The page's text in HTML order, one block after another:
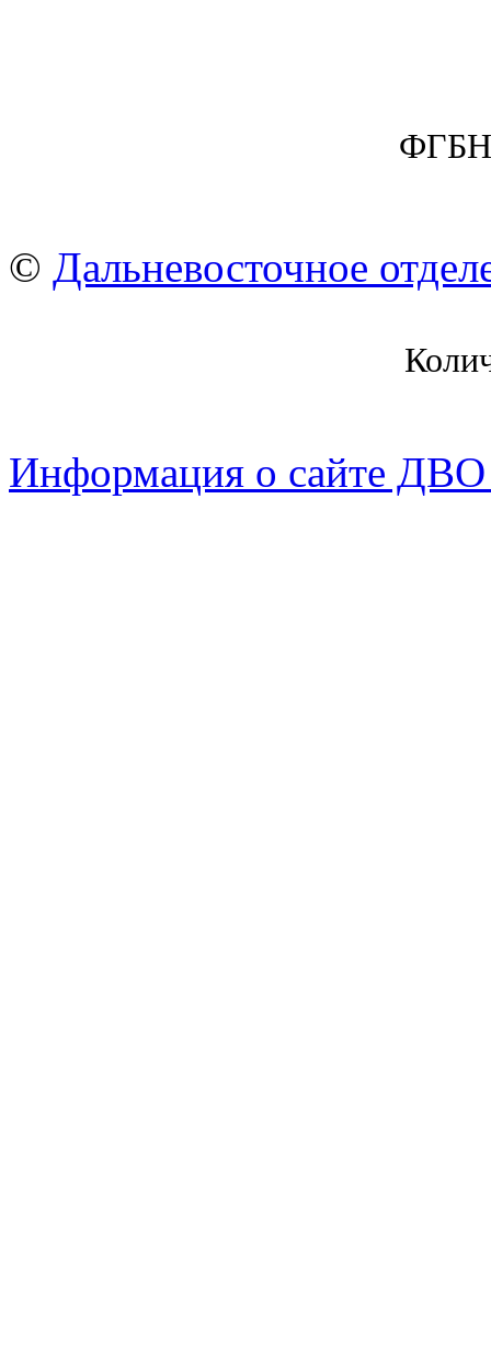
© Дальневосточное
Информация о сайте